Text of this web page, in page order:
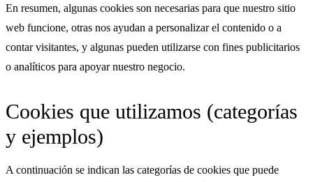
En resumen, algunas cookies son necesarias para que nuestro sitio
web funcione, otras nos ayudan a personalizar el contenido o a
contar visitantes, y algunas pueden utilizarse con fines publicitarios
o analíticos para apoyar nuestro negocio.
Cookies que utilizamos (categorías
y ejemplos)
A continuación se indican las categorías de cookies que puede